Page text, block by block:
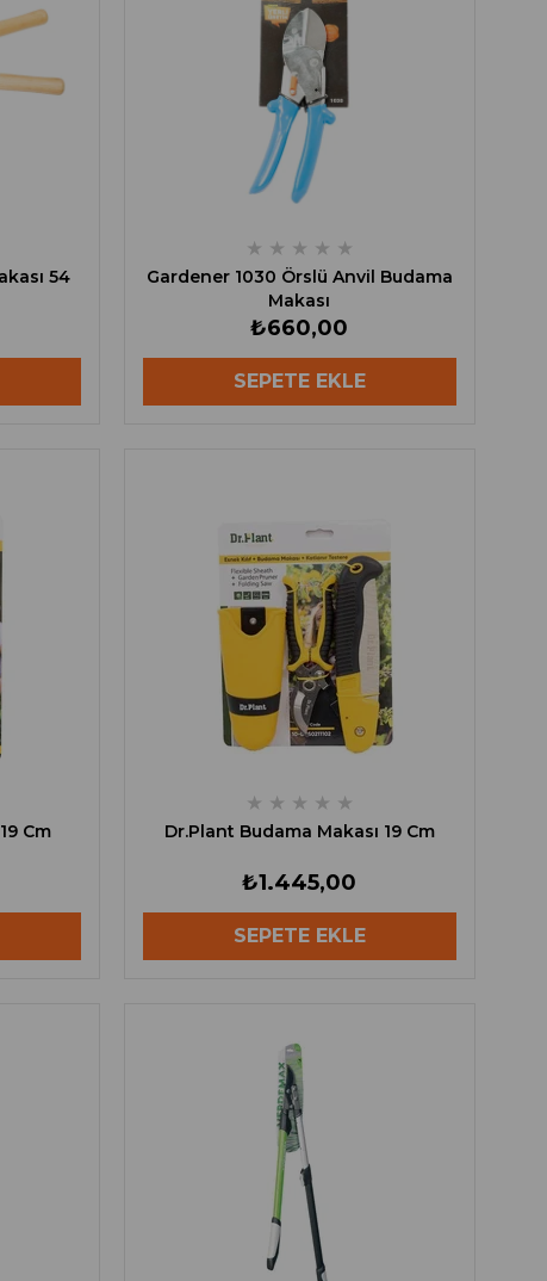
54
★ ★ ★ ★ ★
Gardener 1030 Örslü Anvil Budama
Makası
₺660,00
SEPETE EKLE
Cm
★ ★ ★ ★ ★
Dr.Plant Budama Makası 19 Cm
₺1.445,00
SEPETE EKLE